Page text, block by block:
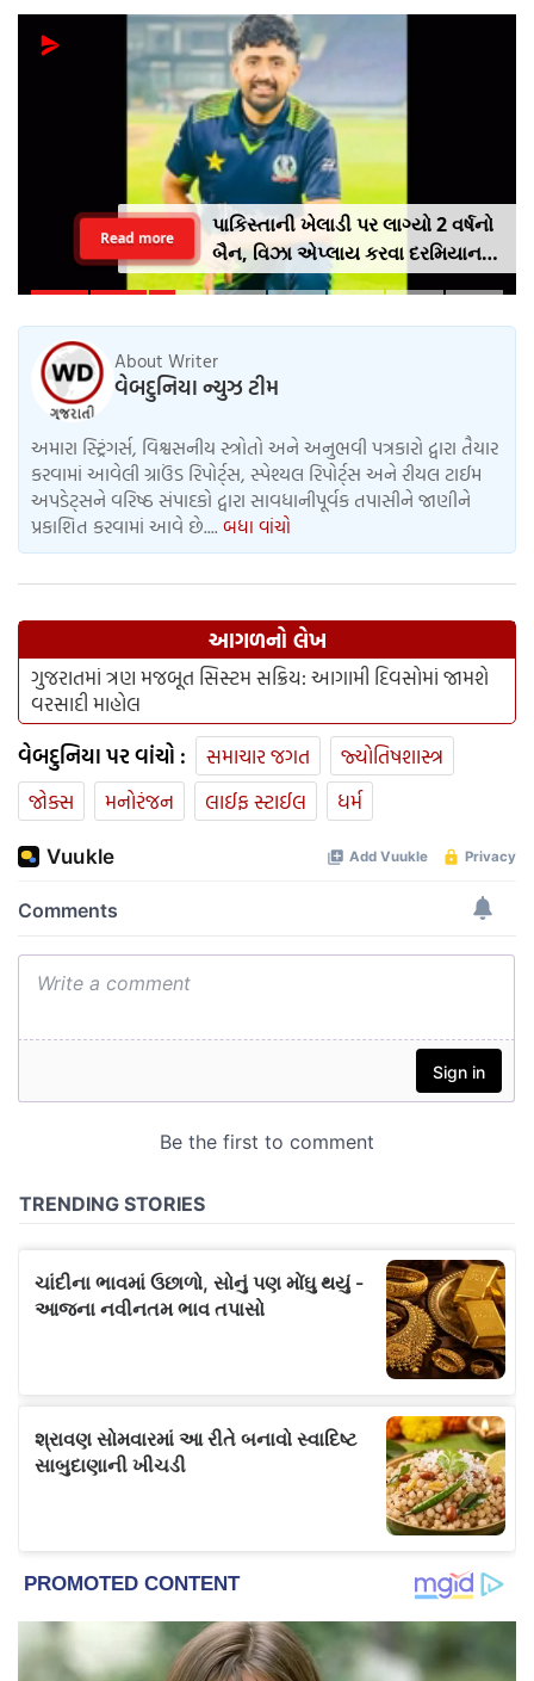
પાકિસ્તાની ખેલાડી પર લાગ્યો 2 વર્ષનો
બૈન, વિઝા એપ્લાય કરવા દરમિયાન
આપી ખોટી માહિતી
Read more
About Writer
વેબદુનિયા ન્યુઝ ટીમ
અમારા સ્ટ્રિંગર્સ, વિશ્વસનીય સ્ત્રોતો અને અનુભવી પત્રકારો દ્વારા તૈયાર
કરવામાં આવેલી ગ્રાઉંડ રિપોર્ટ્સ, સ્પેશ્યલ રિપોર્ટ્સ અને રીયલ ટાઈમ
અપડેટ્સને વરિષ્ઠ સંપાદકો દ્વારા સાવધાનીપૂર્વક તપાસીને જાણીને
પ્રકાશિત કરવામાં આવે છે.... બધા વાંચો
આગળનો લેખ
ગુજરાતમાં ત્રણ મજબૂત સિસ્ટમ સક્રિય: આગામી દિવસોમાં જામશે
વરસાદી માહોલ
વેબદુનિયા પર વાંચો : સમાચાર જગત
જ્યોતિષશાસ્ત્ર
જોક્સ
મનોરંજન લાઈફ સ્ટાઈલ ધર્મ